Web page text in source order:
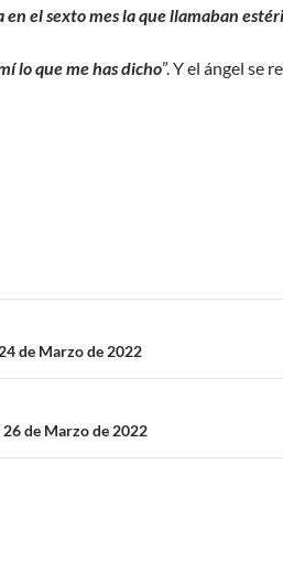
el sexto mes la que llamaban
lo que me has dicho”. Y el ángel se
de Marzo de 2022
26 de Marzo de 2022